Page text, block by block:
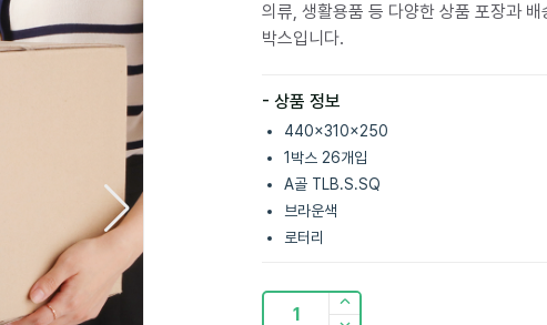
의류, 생활용품 등 다양한 상품 포장과 배
박스입니다.
- 상품 정보
440x310x250
1박스 26개입
A골 TLB.S.SQ
브라운색
로터리
1